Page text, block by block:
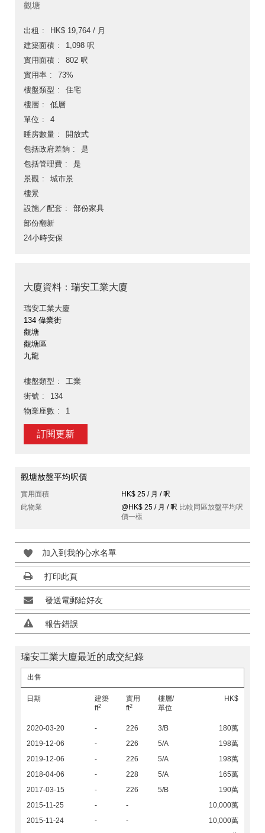
觀塘
出租
HK$ 19,764 / 月
建築面積
1,098 呎
實用面積
802 呎
實用率
73%
樓盤類型
住宅
樓層
低層
單位
4
睡房數量
開放式
包括政府差餉
是
包括管理費
是
景觀
城市景
樓景
設施／配套
部份家具
部份翻新
24小時安保
大廈資料：瑞安工業大廈
瑞安工業大廈
134 偉業街
觀塘
觀塘區
九龍
樓盤類型
工業
街號
134
物業座數
1
訂閱更新
觀塘放盤平均呎價
實用面積
HK$ 25 / 月 / 呎
此物業
@HK$ 25 / 月 / 呎 比較同區放盤平均呎
價一樣
加入到我的心水名單
打印此頁
發送電郵給好友
報告錯誤
瑞安工業大廈最近的成交紀錄
出售
日期
建築
ft2
實用
ft2
樓層/
單位
HK$
2020-03-20 - 226 3/B
180萬
2019-12-06
- 226 5/A
198萬
2019-12-06
- 226 5/A
198萬
2018-04-06
- 228 5/A
165萬
2017-03-15
- 226 5/B
190萬
2015-11-25
- -
10,000萬
2015-11-24
- -
10,000萬